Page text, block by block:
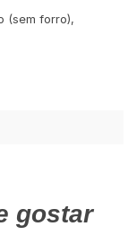
(sem forro),
gostar